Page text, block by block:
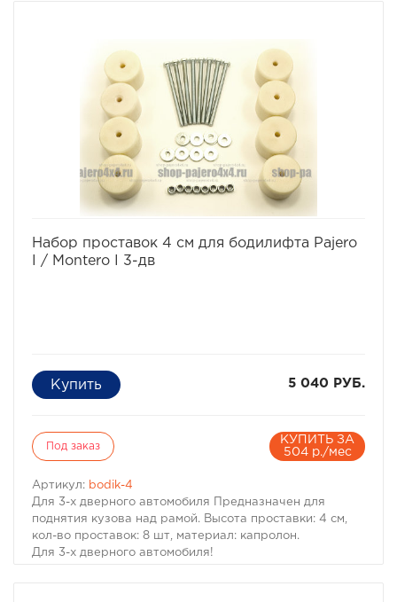
условиях офф-роуд.
В комплект проставок для бодилифта Pajero I / Montero
I входят сами проставки, а также болты, гайки и шайбы
для крепления.
Характеристики Комплекта проставок для бодилифта
Pajero I / Montero I:
· Высота проставки: 4 см
· Кол-во проставок: 12 шт
Материал: капролон
Набор проставок 4 см для бодилифта Pajero
I / Montero I 3-дв
5 040 РУБ.
Под заказ
КУПИТЬ ЗА
504 р./мес
Артикул: bodik-4
Для 3-х дверного автомобиля Предназначен для
поднятия кузова над рамой. Высота проставки: 4 см,
кол-во проставок: 8 шт, материал: капролон.
Для 3-х дверного автомобиля!